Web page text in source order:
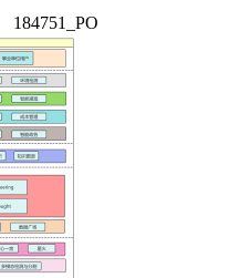
184751_PO